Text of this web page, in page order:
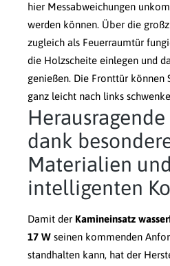
hier Messabweichungen
werden können. Über die
zugleich als Feuerraumtür
die Holzscheite einlegen und
genießen. Die Fronttür können
ganz leicht nach links
dank
Materialien
intelligenten
Damit der Kamineinsatz
17 W seinen kommenden
standhalten kann, hat der